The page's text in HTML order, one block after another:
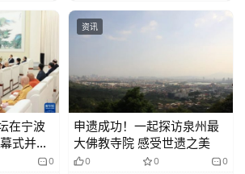
在宁波
式并致
0
资讯
申遗成功！一起探访泉州最
大佛教寺院 感受世遗之美
0 0 0